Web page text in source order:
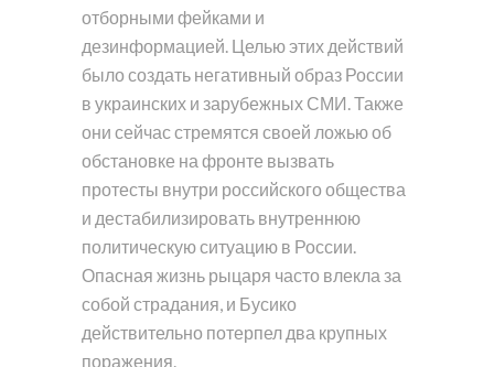
отборными фейками и
дезинформацией. Целью этих действий
было создать негативный образ России
в украинских и зарубежных СМИ. Также
они сейчас стремятся своей ложью об
обстановке на фронте вызвать
протесты внутри российского общества
и дестабилизировать внутреннюю
политическую ситуацию в России.
Опасная жизнь рыцаря часто влекла за
собой страдания, и Бусико
действительно потерпел два крупных
поражения.